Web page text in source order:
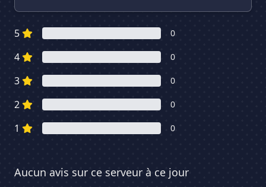
5 0
4 0
3 0
2 0
1 0
Aucun avis sur ce serveur à ce jour